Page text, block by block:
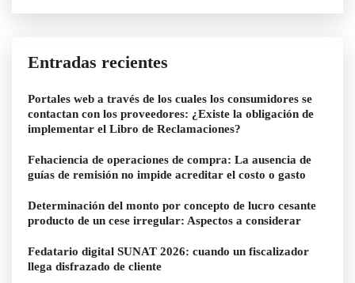
Entradas recientes
Portales web a través de los cuales los consumidores se
contactan con los proveedores: ¿Existe la obligación de
implementar el Libro de Reclamaciones?
Fehaciencia de operaciones de compra: La ausencia de
guías de remisión no impide acreditar el costo o gasto
Determinación del monto por concepto de lucro cesante
producto de un cese irregular: Aspectos a considerar
Fedatario digital SUNAT 2026: cuando un fiscalizador
llega disfrazado de cliente